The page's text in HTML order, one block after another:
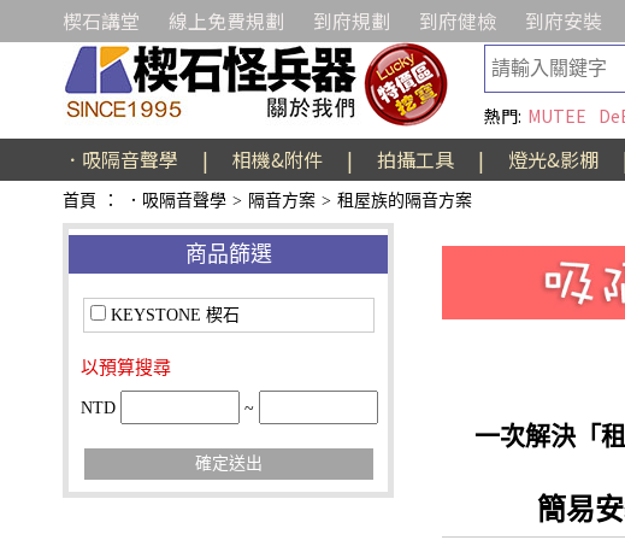
楔石講堂 線上免費規劃 到府規劃 到府健檢 到府安裝
熱門: MUTEE
．吸隔音聲學 | 相機&附件 | 拍攝工具 | 燈光&影棚
首頁 ： ．吸隔音聲學 > 隔音方案 > 租屋族的隔音方案
商品篩選
KEYSTONE 楔石
以預算搜尋
NTD ~
確定送出
一次解決「
簡易